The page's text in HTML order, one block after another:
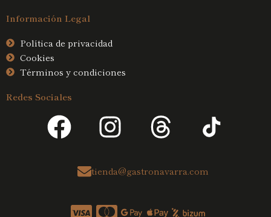
Información Legal
Política de privacidad
Cookies
Términos y condiciones
Redes Sociales
F
a
I
n
s
t
T
h
r
e
tienda@gastronavarra.com